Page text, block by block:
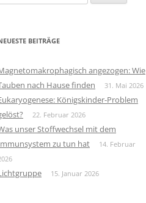
BEITRÄGE
angezogen: Wie
nach Hause finden
31. Mai 2026
Königskinder-Problem
22. Februar 2026
unser Stoffwechsel mit dem
zu tun hat
14. Februar
15. Januar 2026